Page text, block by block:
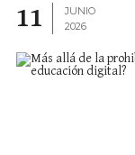
11
JUNIO
2026